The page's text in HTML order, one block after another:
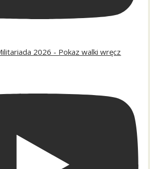
2026 - Pokaz walki wręcz